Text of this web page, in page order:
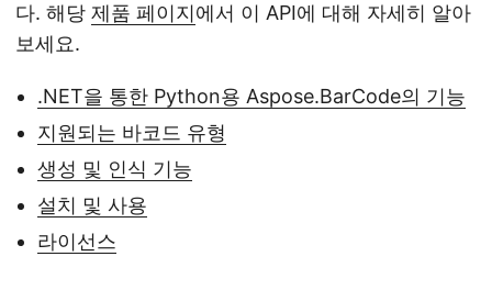
다. 해당 제품 페이지에서 이 API에 대해 자세히 알아
보세요.
.NET을 통한 Python용 Aspose.BarCode의 기능
지원되는 바코드 유형
생성 및 인식 기능
설치 및 사용
라이선스